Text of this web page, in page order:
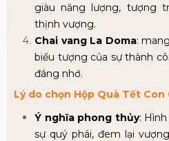
giàu năng lượng, tượng
thịnh vượng.
Chai vang La Doma:
biểu tượng của sự thành
đáng nhớ.
Lý do chọn Hộp Quà Tết Con
Ý nghĩa phong thủy:
sự quý phái, đem lại